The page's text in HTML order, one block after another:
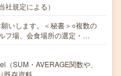
社規定による）
いします。＜秘書＞○複数の
フ場、会食場所の選定・…
SUM・AVERAGE関数や、
既存資料…